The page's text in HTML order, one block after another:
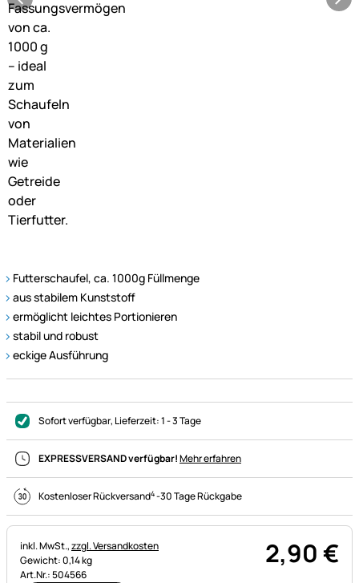
Futterschaufel, ca. 1000g Füllmenge
aus stabilem Kunststoff
ermöglicht leichtes Portionieren
stabil und robust
eckige Ausführung
Sofort verfügbar, Lieferzeit:1 - 3 Tage
EXPRESSVERSAND verfügbar!Mehr erfahren
Kostenloser Rückversand4-30 Tage Rückgabe
Steuerhinweis:
inkl. MwSt.,zzgl. Versandkosten
Gewicht: 0,14 kg
Art.Nr.: 504566
2,90€